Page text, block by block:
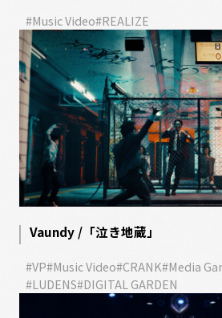
#Music Video#REALIZE
Vaundy /「泣き地蔵」
#VP#Music Video#CRANK#Media
#LUDENS#DIGITAL GARDEN